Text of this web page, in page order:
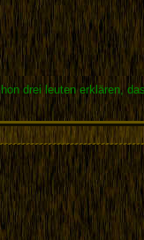
drei leuten erklären,